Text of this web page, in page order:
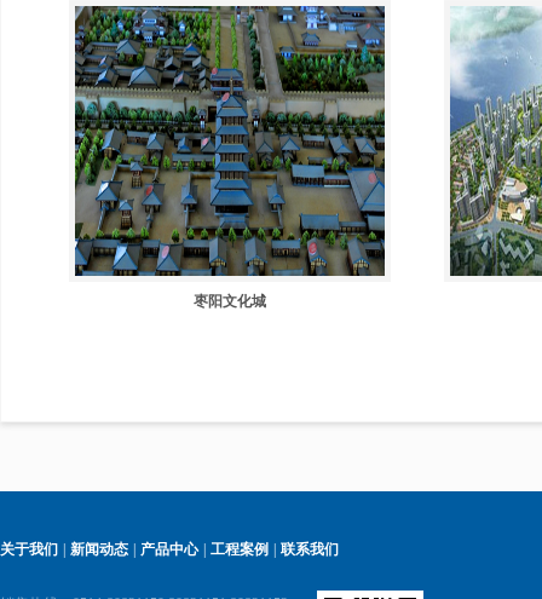
枣阳文化城
关于我们 新闻动态 产品中心 工程案例 联系我们